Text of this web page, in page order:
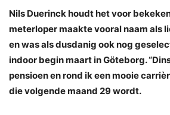
Nils Duerinck houdt het voor
meterloper maakte vooral naam als
en was als dusdanig ook nog
indoor begin maart in Göteborg.
pensioen en rond ik een mooie
die volgende maand 29 wordt.